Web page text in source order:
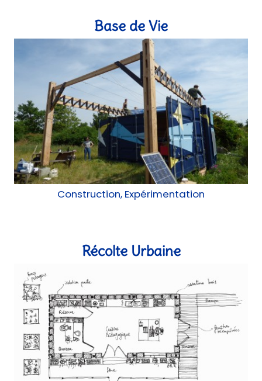
Construction, Expérimentation
Récolte Urbaine
Construction, chantier participatif, AMO, AMU